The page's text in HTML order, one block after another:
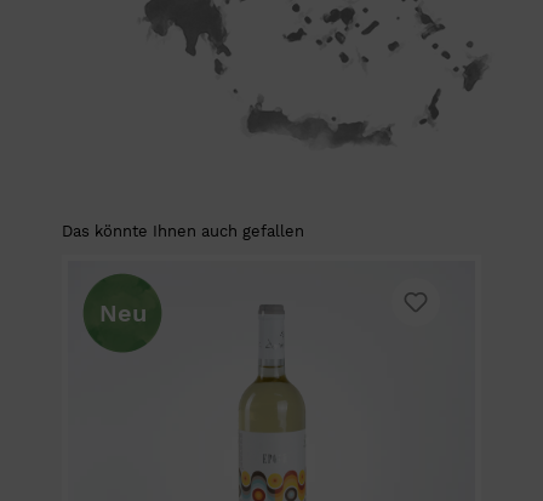
Das könnte Ihnen auch gefallen
Neu